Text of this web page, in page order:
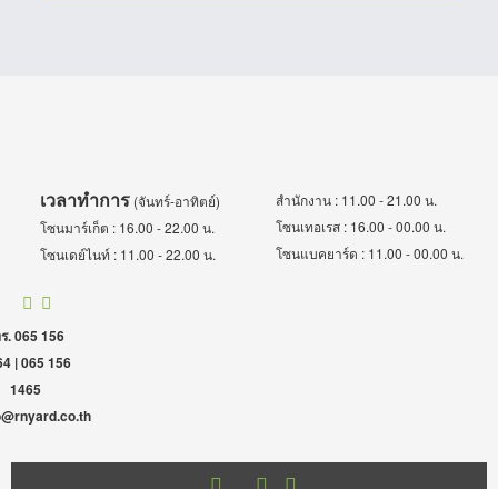
เวลาทำการ(จันทร์-อาทิตย์)
โซนมาร์เก็ต : 16.00 - 22.00 น.
โซนเดย์ไนท์ : 11.00 - 22.00 น.
สำนักงาน : 11.00 - 21.00 น.
โซนเทอเรส : 16.00 - 00.00 น.
โซนแบคยาร์ด : 11.00 - 00.00 น.
. 065 156
| 065 156
1465